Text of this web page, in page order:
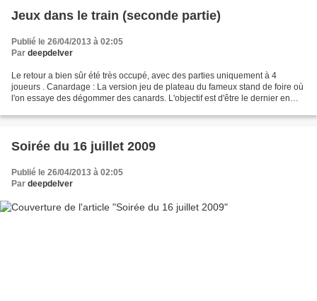
Jeux dans le train (seconde partie)
Publié le 26/04/2013 à 02:05
Par deepdelver
Le retour a bien sûr été très occupé, avec des parties uniquement à 4
joueurs . Canardage : La version jeu de plateau du fameux stand de foire où
l'on essaye des dégommer des canards. L'objectif est d'être le dernier en
Soirée du 16 juillet 2009
Publié le 26/04/2013 à 02:05
Par deepdelver